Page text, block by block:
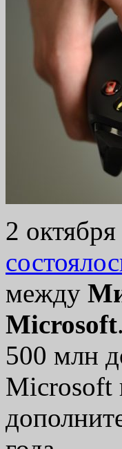
2
между
Microsoft
500 млн
Microsoft